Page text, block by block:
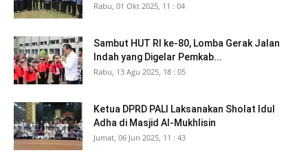
Rabu, 01 Okt 2025, 11 : 04
Sambut HUT RI ke-80, Lomba Gerak Jalan
Indah yang Digelar Pemkab...
Rabu, 13 Agu 2025, 18 : 05
Ketua DPRD PALI Laksanakan Sholat Idul
Adha di Masjid Al-Mukhlisin
Jumat, 06 Jun 2025, 11 : 43